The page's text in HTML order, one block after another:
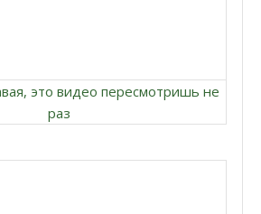
это видео пересмотришь не
раз